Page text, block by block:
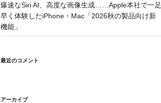
爆速なSiri AI、高度な画像生成……Apple本社で一足
早く体験したiPhone・Mac「2026秋の製品向け新
機能」
最近のコメント
アーカイブ